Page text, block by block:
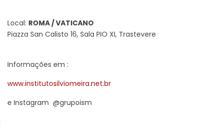
Local: ROMA / VATICANO
Piazza San Calisto 16, Sala PIO XI, Trastevere
Informações em :
www.institutosilviomeira.net.br
e Instagram @grupoism